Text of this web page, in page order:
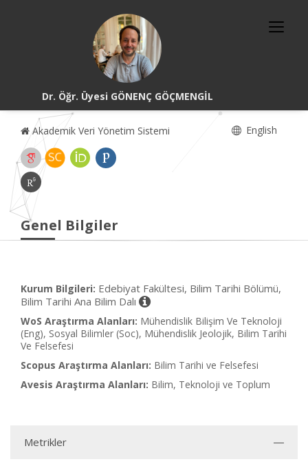
Dr. Öğr. Üyesi GÖNENÇ GÖÇMENGİL
Akademik Veri Yönetim Sistemi English
Genel Bilgiler
Kurum Bilgileri: Edebiyat Fakültesi, Bilim Tarihi Bölümü,
Bilim Tarihi Ana Bilim Dalı
WoS Araştırma Alanları: Mühendislik Bilişim Ve Teknoloji
(Eng), Sosyal Bilimler (Soc), Mühendislik Jeolojik, Bilim Tarihi
Ve Felsefesi
Scopus Araştırma Alanları: Bilim Tarihi ve Felsefesi
Avesis Araştırma Alanları: Bilim, Teknoloji ve Toplum
Metrikler